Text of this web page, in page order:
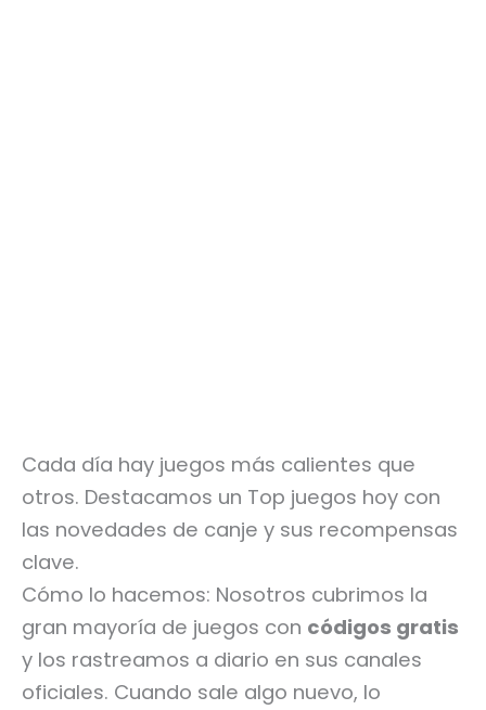
Cada día hay juegos más calientes que
otros. Destacamos un Top juegos hoy con
las novedades de canje y sus recompensas
clave.
Cómo lo hacemos: Nosotros cubrimos la
gran mayoría de juegos con códigos gratis
y los rastreamos a diario en sus canales
oficiales. Cuando sale algo nuevo, lo